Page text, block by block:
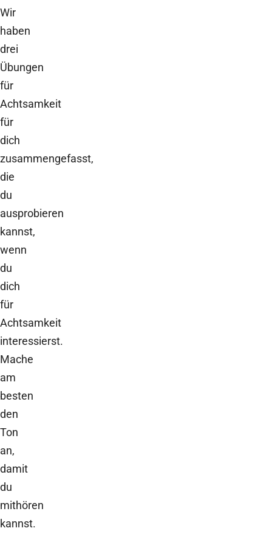
Wir
haben
drei
Übungen
für
Achtsamkeit
für
dich
zusammengefasst,
die
du
ausprobieren
kannst,
wenn
du
dich
für
Achtsamkeit
interessierst.
Mache
am
besten
den
Ton
an,
damit
du
mithören
kannst.